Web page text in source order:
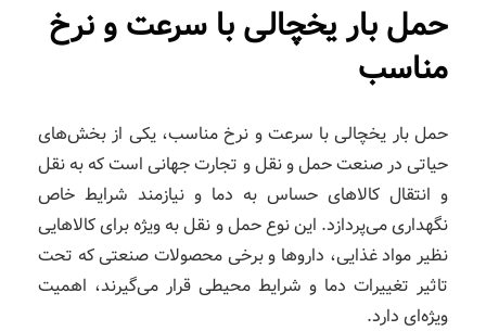
حمل بار یخچالی با سرعت و نرخ
مناسب
حمل بار یخچالی با سرعت و نرخ مناسب، یکی از بخش‌های
حیاتی در صنعت حمل و نقل و تجارت جهانی است که به نقل
و انتقال کالاهای حساس به دما و نیازمند شرایط خاص
نگهداری می‌پردازد. این نوع حمل و نقل به ویژه برای کالاهایی
نظیر مواد غذایی، داروها و برخی محصولات صنعتی که تحت
تاثیر تغییرات دما و شرایط محیطی قرار می‌گیرند، اهمیت
ویژه‌ای دارد.